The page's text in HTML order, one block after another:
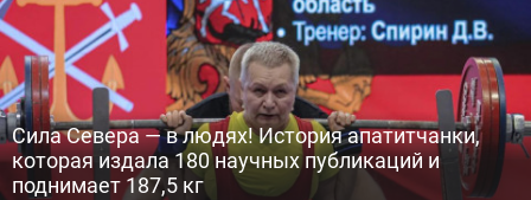
Сила Севера — в людях! История апатитчанки,
которая издала 180 научных публикаций и
поднимает 187,5 кг